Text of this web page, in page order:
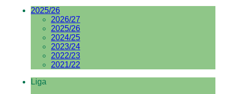
2025/26
2026/27
2025/26
2024/25
2023/24
2022/23
2021/22
Liga